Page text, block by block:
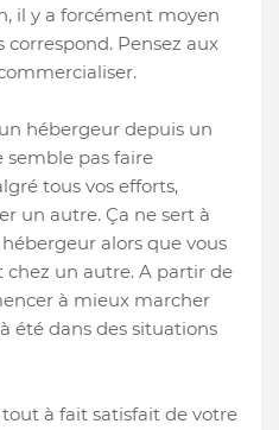
il y a forcément moyen
Pensez aux
hébergeur depuis un
semble pas faire
tous vos efforts,
un autre. Ça ne sert à
alors que vous
un autre. A partir de
à mieux marcher
été dans des situations
tout à fait satisfait de votre